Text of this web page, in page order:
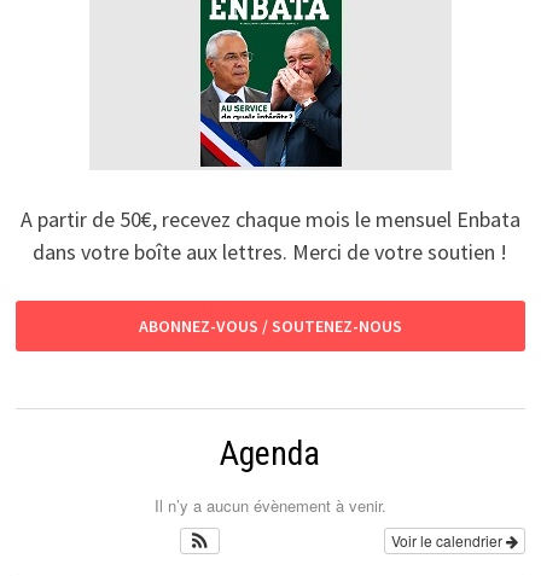
A partir de 50€, recevez chaque mois le mensuel Enbata
dans votre boîte aux lettres. Merci de votre soutien !
ABONNEZ-VOUS / SOUTENEZ-NOUS
Agenda
Il n’y a aucun évènement à venir.
Voir le calendrier